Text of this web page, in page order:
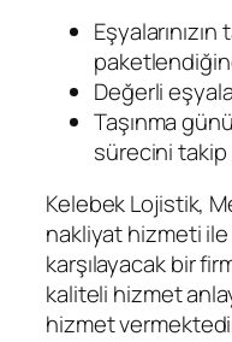
Değerli
Taşınma
sürecini takip
Kelebek Lojistik,
nakliyat hizmeti
karşılayacak bir
kaliteli hizmet
hizmet